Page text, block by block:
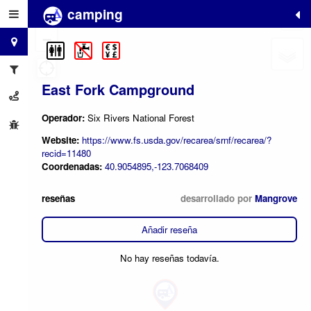
camping
East Fork Campground
Operador: Six Rivers National Forest
Website: https://www.fs.usda.gov/recarea/srnf/recarea/?
recid=11480
Coordenadas: 40.9054895,-123.7068409
reseñas desarrollado por Mangrove
Añadir reseña
No hay reseñas todavía.
+
−